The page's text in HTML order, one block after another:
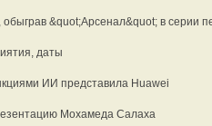
&quot;Арсенал&quot; в серии
даты
ИИ представила Huawei
Мохамеда Салаха